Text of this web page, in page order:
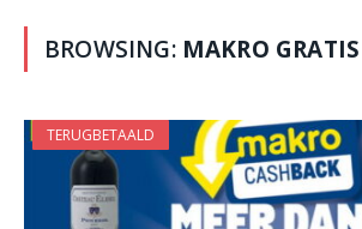
BROWSING: MAKRO GRATIS
TERUGBETAALD